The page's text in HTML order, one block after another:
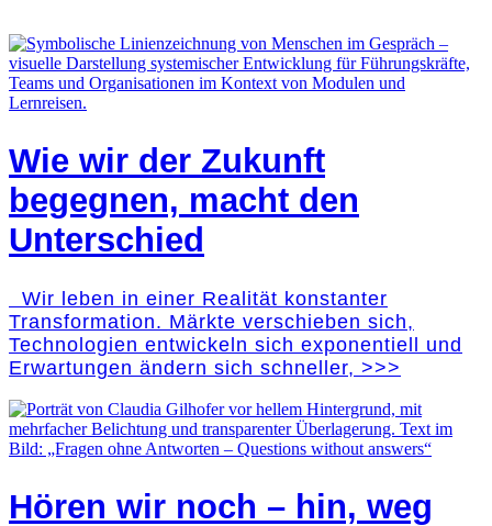
Wie wir der Zukunft
begegnen, macht den
Unterschied
Wir leben in einer Realität konstanter
Transformation. Märkte verschieben sich,
Technologien entwickeln sich exponentiell und
Erwartungen ändern sich schneller, >>>
Hören wir noch – hin, weg